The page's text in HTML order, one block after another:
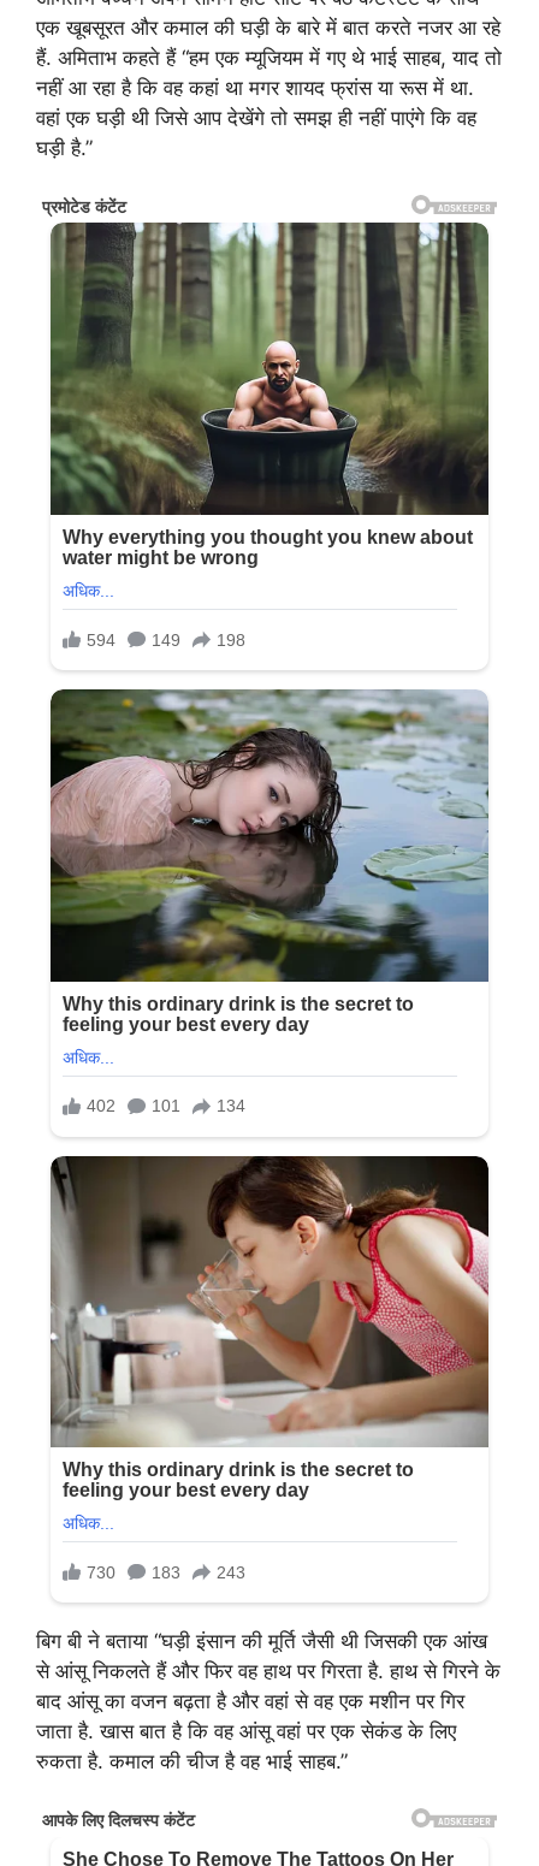
एक खूबसूरत और कमाल की घड़ी के बारे में बात करते नजर आ रहे
हैं. अमिताभ कहते हैं “हम एक म्यूजियम में गए थे भाई साहब, याद तो
नहीं आ रहा है कि वह कहां था मगर शायद फ्रांस या रूस में था.
वहां एक घड़ी थी जिसे आप देखेंगे तो समझ ही नहीं पाएंगे कि वह
घड़ी है.”
बिग बी ने बताया “घड़ी इंसान की मूर्ति जैसी थी जिसकी एक आंख
से आंसू निकलते हैं और फिर वह हाथ पर गिरता है. हाथ से गिरने के
बाद आंसू का वजन बढ़ता है और वहां से वह एक मशीन पर गिर
जाता है. खास बात है कि वह आंसू वहां पर एक सेकंड के लिए
रुकता है. कमाल की चीज है वह भाई साहब.”